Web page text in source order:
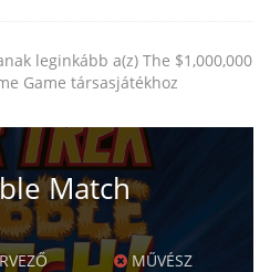
leginkább a(z) The $1,000,000
Game társasjátékhoz
Match
MŰVÉSZ